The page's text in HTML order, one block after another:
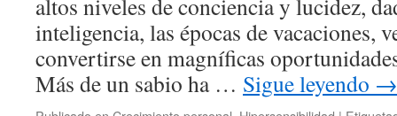
altos niveles de conciencia y lucidez,
inteligencia, las épocas de vacaciones,
convertirse en magníficas
Más de un sabio ha … Sigue leyendo →